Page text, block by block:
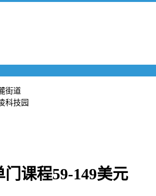
街道
科技园
课程59-149美元